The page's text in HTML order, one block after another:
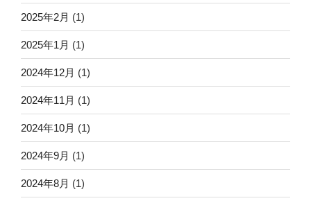
2025年2月 (1)
2025年1月 (1)
2024年12月 (1)
2024年11月 (1)
2024年10月 (1)
2024年9月 (1)
2024年8月 (1)